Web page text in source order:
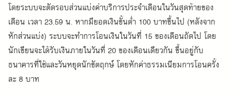
โดยระบบจะตัดรอบส่วนแบ่งค่าบริการประจำเดือนในวันสุดท้ายของ
เดือน เวลา 23.59 น. หากมียอดเงินขั้นต่ำ 100 บาทขึ้นไป (หลังจาก
หักส่วนแบ่ง) ระบบจะทำการโอนเงินในวันที่ 15 ของเดือนถัดไป โดย
นักเขียนจะได้รับเงินภายในวันที่ 20 ของเดือนเดียวกัน ขึ้นอยู่กับ
ธนาคารที่ใช้และวันหยุดนักขัตฤกษ์ โดยหักค่าธรรมเนียมการโอนครั้ง
ละ 8 บาท